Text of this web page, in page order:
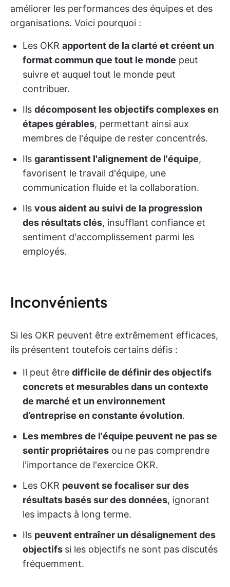
améliorer les performances des équipes et des
organisations. Voici pourquoi :
Les OKR apportent de la clarté et créent un
format commun que tout le monde peut
suivre et auquel tout le monde peut
contribuer.
Ils décomposent les objectifs complexes en
étapes gérables, permettant ainsi aux
membres de l'équipe de rester concentrés.
Ils garantissent l'alignement de l'équipe,
favorisent le travail d'équipe, une
communication fluide et la collaboration.
Ils vous aident au suivi de la progression
des résultats clés, insufflant confiance et
sentiment d'accomplissement parmi les
employés.
Inconvénients
Si les OKR peuvent être extrêmement efficaces,
ils présentent toutefois certains défis :
Il peut être difficile de définir des objectifs
concrets et mesurables dans un contexte
de marché et un environnement
d’entreprise en constante évolution.
Les membres de l'équipe peuvent ne pas se
sentir propriétaires ou ne pas comprendre
l'importance de l'exercice OKR.
Les OKR peuvent se focaliser sur des
résultats basés sur des données, ignorant
les impacts à long terme.
Ils peuvent entraîner un désalignement des
objectifs si les objectifs ne sont pas discutés
fréquemment.